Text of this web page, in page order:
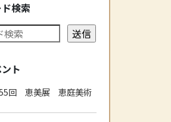
検索
ト
55回 恵美展 恵庭美術